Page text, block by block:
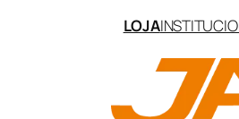
LOJA